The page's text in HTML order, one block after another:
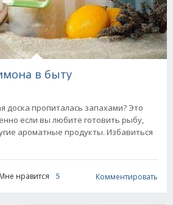
в быту
доска пропиталась запахами? Это
если вы любите готовить рыбу,
ароматные продукты. Избавиться
Мне нравится 5 Комментировать